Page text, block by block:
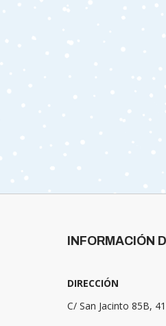
INFORMACIÓN
DIRECCIÓN
C/ San Jacinto 85B,